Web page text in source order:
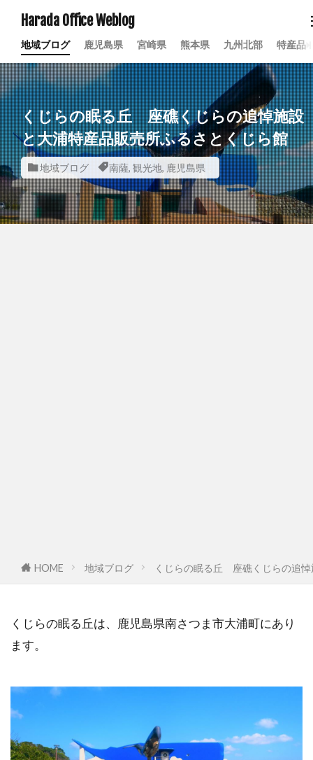
Harada Office Weblog
地域ブログ 鹿児島県 宮崎県 熊本県 九州北部 特産品
くじらの眠る丘 座礁くじらの追悼施設
と大浦特産品販売所ふるさとくじら館
地域ブログ 南薩, 観光地, 鹿児島県
HOME 地域ブログ くじらの眠る丘 座礁くじらの追
くじらの眠る丘は、鹿児島県南さつま市大浦町にあり
ます。